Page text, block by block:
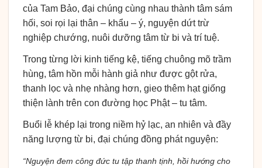
của Tam Bảo, đại chúng cùng nhau thành tâm sám
hối, soi rọi lại thân – khẩu – ý, nguyện dứt trừ
nghiệp chướng, nuôi dưỡng tâm từ bi và trí tuệ.
Trong từng lời kinh tiếng kệ, tiếng chuông mõ trầm
hùng, tâm hồn mỗi hành giả như được gột rửa,
thanh lọc và nhẹ nhàng hơn, gieo thêm hạt giống
thiện lành trên con đường học Phật – tu tâm.
Buổi lễ khép lại trong niềm hỷ lạc, an nhiên và đầy
năng lượng từ bi, đại chúng đồng phát nguyện:
“Nguyện đem công đức tu tập thanh tịnh, hồi hướng cho